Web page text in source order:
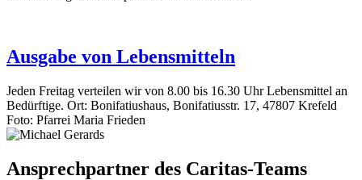
Ausgabe von Lebensmitteln
Jeden Freitag verteilen wir von 8.00 bis 16.30 Uhr Lebensmittel an
Bedürftige. Ort: Bonifatiushaus, Bonifatiusstr. 17, 47807 Krefeld
Foto: Pfarrei Maria Frieden
Ansprechpartner des Caritas-Teams